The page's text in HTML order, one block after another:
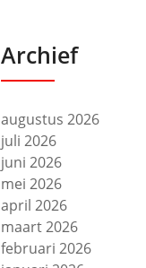
Archief
augustus 2026
juli 2026
juni 2026
mei 2026
april 2026
maart 2026
februari 2026